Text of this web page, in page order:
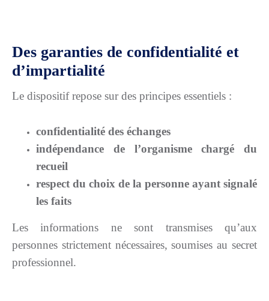
Des garanties de confidentialité et
d’impartialité
Le dispositif repose sur des principes essentiels :
confidentialité des échanges
indépendance de l’organisme chargé du
recueil
respect du choix de la personne ayant signalé
les faits
Les informations ne sont transmises qu’aux
personnes strictement nécessaires, soumises au secret
professionnel.